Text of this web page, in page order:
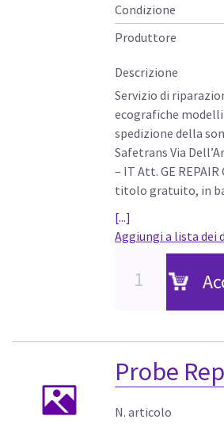
Condizione
Produttore
Descrizione
Servizio di
ecografiche modelli
spedizione della
Safetrans Via
– IT Att. GE
titolo gratuito, in
[...]
Aggiungi a lista dei
Probe
N. articolo